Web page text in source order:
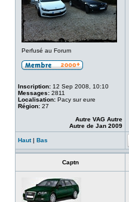
Perfusé au Forum
Inscription: 12 Sep 2008, 10:10
Messages: 2811
Localisation: Pacy sur eure
Région: 27
Autre VAG Autre
Autre de Jan 2009
Haut| Bas
Captn